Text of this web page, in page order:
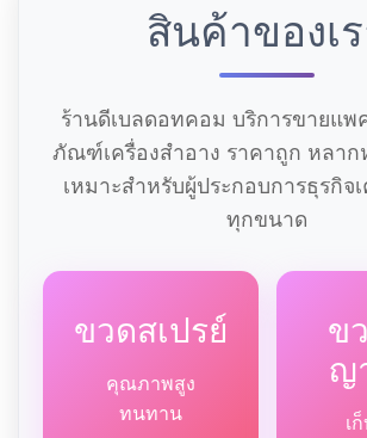
สินค้าของเ
ร้านดีเบลดอทคอม บริการขายแพ
ภัณฑ์เครื่องสำอาง ราคาถูก หลาก
เหมาะสำหรับผู้ประกอบการธุรกิจ
ทุกขนาด
ขวดสเปรย์
คุณภาพสูง
ทนทาน
ข
ญ
เ